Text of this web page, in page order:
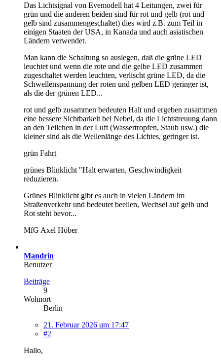
Das Lichtsignal von Evemodell hat 4 Leitungen, zwei für
grün und die anderen beiden sind für rot und gelb (rot und
gelb sind zusammengeschaltet) dies wird z.B. zum Teil in
einigen Staaten der USA, in Kanada und auch asiatischen
Ländern verwendet.
Man kann die Schaltung so auslegen, daß die grüne LED
leuchtet und wenn die rote und die gelbe LED zusammen
zugeschaltet werden leuchten, verlischt grüne LED, da die
Schwellenspannung der roten und gelben LED geringer ist,
als die der grünen LED...
rot und gelb zusammen bedeuten Halt und ergeben zusammen
eine bessere Sichtbarkeit bei Nebel, da die Lichtstreuung dann
an den Teilchen in der Luft (Wassertropfen, Staub usw.) die
kleiner sind als die Wellenlänge des Lichtes, geringer ist.
grün Fahrt
grünes Blinklicht "Halt erwarten, Geschwindigkeit
reduzieren.
Grünes Blinklicht gibt es auch in vielen Ländern im
Straßenverkehr und bedeutet beeilen, Wechsel auf gelb und
Rot steht bevor...
MfG Axel Höber
Mandrin
Benutzer
Beiträge
9
Wohnort
Berlin
21. Februar 2026 um 17:47
#2
Hallo,